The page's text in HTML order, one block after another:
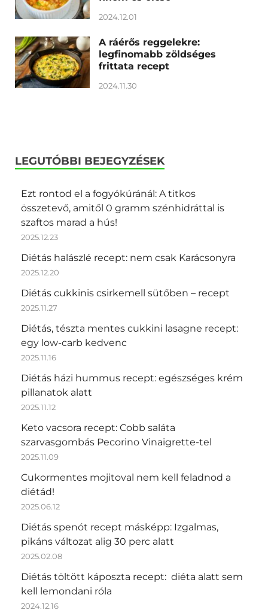
2024.12.01
A ráérős reggelekre:
legfinomabb zöldséges
frittata recept
2024.11.30
LEGUTÓBBI BEJEGYZÉSEK
Ezt rontod el a fogyókúránál: A titkos
összetevő, amitől 0 gramm szénhidráttal is
szaftos marad a hús!
2025.12.23
Diétás halászlé recept: nem csak Karácsonyra
2025.12.20
Diétás cukkinis csirkemell sütőben – recept
2025.11.27
Diétás, tészta mentes cukkini lasagne recept:
egy low-carb kedvenc
2025.11.16
Diétás házi hummus recept: egészséges krém
pillanatok alatt
2025.11.12
Keto vacsora recept: Cobb saláta
szarvasgombás Pecorino Vinaigrette-tel
2025.11.09
Cukormentes mojitoval nem kell feladnod a
diétád!
2025.06.12
Diétás spenót recept másképp: Izgalmas,
pikáns változat alig 30 perc alatt
2025.02.08
Diétás töltött káposzta recept: diéta alatt sem
kell lemondani róla
2024.12.16